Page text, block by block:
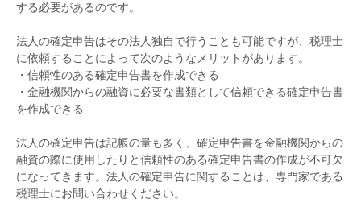
する必要があるのです。
法人の確定申告はその法人独自で行うことも可能ですが、税理士
に依頼することによって次のようなメリットがあります。
・信頼性のある確定申告書を作成できる
・金融機関からの融資に必要な書類として信頼できる確定申告書
を作成できる
法人の確定申告は記帳の量も多く、確定申告書を金融機関からの
融資の際に使用したりと信頼性のある確定申告書の作成が不可欠
になってきます。法人の確定申告に関することは、専門家である
税理士にお問い合わせください。